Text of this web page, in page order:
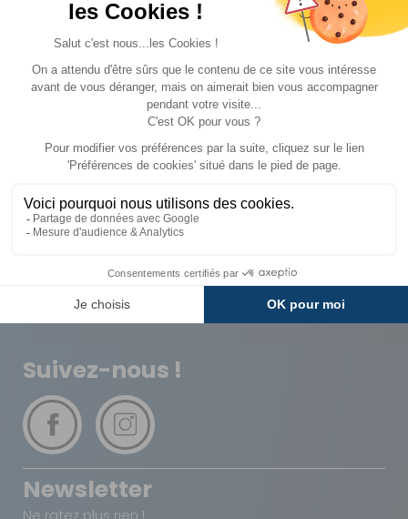
99 €
CHOISIR LE
MODÈLE
A partir de :
Livraison
Expédié sous 72h
Carte de fidélité
Paiement
Plusieurs fois
Suivez-nous !
Newsletter
Ne ratez plus rien !